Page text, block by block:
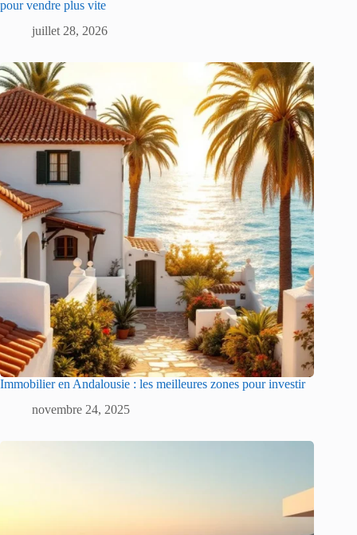
pour vendre plus vite
juillet 28, 2026
Immobilier en Andalousie : les meilleures zones pour investir
novembre 24, 2025